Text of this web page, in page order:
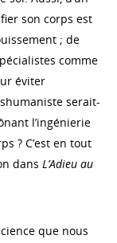
son corps est
; de
comme
éviter
serait-
l’ingénierie
? C’est en tout
dans L’Adieu au
que nous